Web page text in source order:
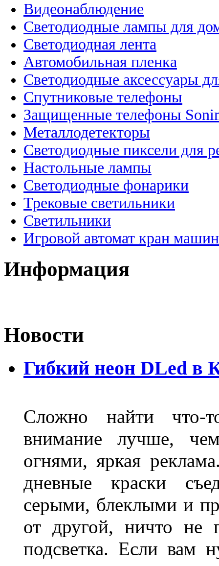
Видеонаблюдение
Светодиодные лампы для
Светодиодная лента
Автомобильная пленка
Светодиодные аксессуары
Спутниковые телефоны
Защищенные телефоны
Металлодетекторы
Светодиодные пиксели для
Настольные лампы
Светодиодные фонарики
Трековые светильники
Светильники
Игровой автомат кран
Информация
Новости
Гибкий неон DLed в
Сложно найти что-
внимание лучше,
огнями, яркая
дневные краски
серыми, блеклыми и
от другой, ничто не
подсветка. Если вам